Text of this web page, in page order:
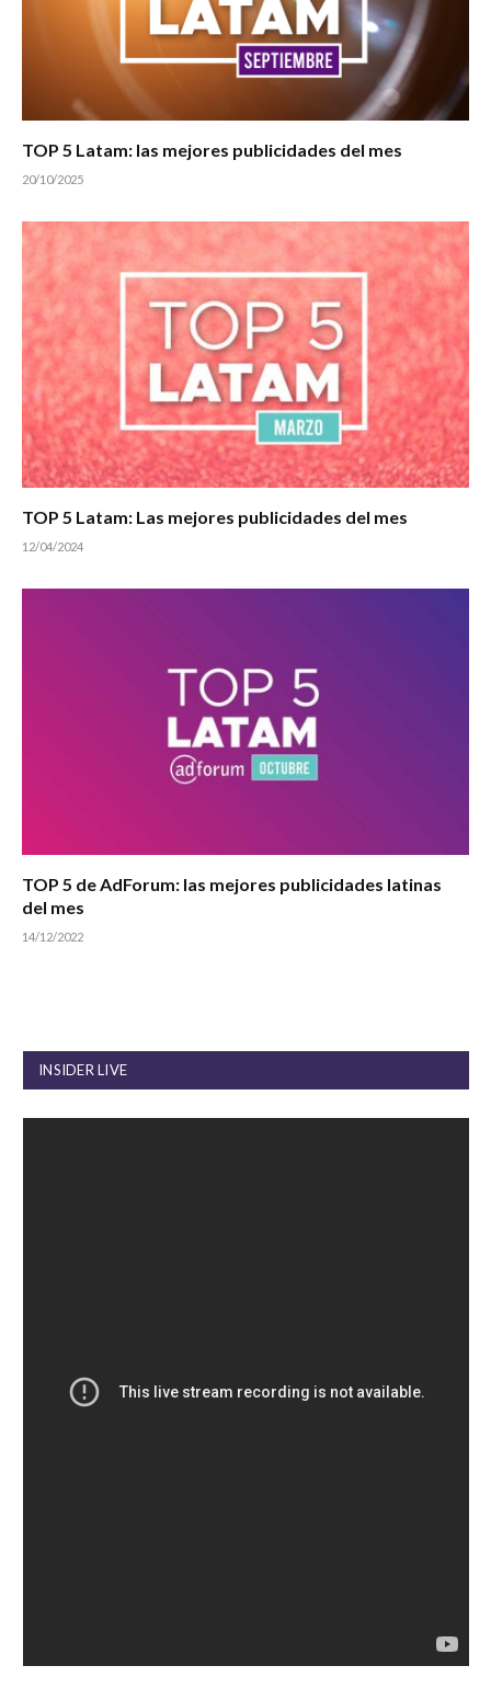
TOP 5 Latam: las mejores publicidades del mes
20/10/2025
TOP 5 Latam: Las mejores publicidades del mes
12/04/2024
TOP 5 de AdForum: las mejores publicidades latinas
del mes
14/12/2022
INSIDER LIVE